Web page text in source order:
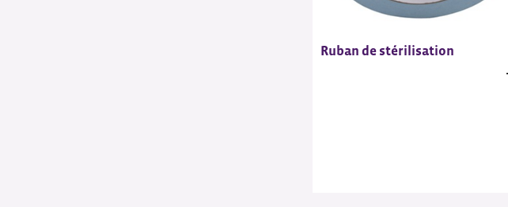
Ruban de stérilisation